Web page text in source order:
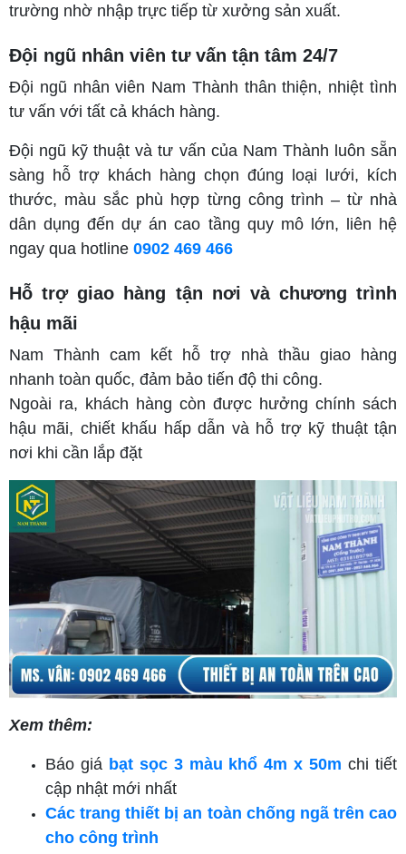
trường nhờ nhập trực tiếp từ xưởng sản xuất.
Đội ngũ nhân viên tư vấn tận tâm 24/7
Đội ngũ nhân viên Nam Thành thân thiện, nhiệt tình
tư vấn với tất cả khách hàng.
Đội ngũ kỹ thuật và tư vấn của Nam Thành luôn sẵn
sàng hỗ trợ khách hàng chọn đúng loại lưới, kích
thước, màu sắc phù hợp từng công trình – từ nhà
dân dụng đến dự án cao tầng quy mô lớn, liên hệ
ngay qua hotline 0902 469 466
Hỗ trợ giao hàng tận nơi và chương trình
hậu mãi
Nam Thành cam kết hỗ trợ nhà thầu giao hàng
nhanh toàn quốc, đảm bảo tiến độ thi công.
Ngoài ra, khách hàng còn được hưởng chính sách
hậu mãi, chiết khấu hấp dẫn và hỗ trợ kỹ thuật tận
nơi khi cần lắp đặt
Xem thêm:
Báo giá bạt sọc 3 màu khổ 4m x 50m chi tiết
cập nhật mới nhất
Các trang thiết bị an toàn chống ngã trên cao
cho công trình